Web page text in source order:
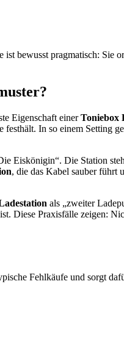
ist bewusst pragmatisch: Sie
Eigenschaft einerToniebox
In so einem Setting
Eiskönigin“. Die Station
, die das Kabel sauber führt
als „zweiter
Diese Praxisfälle zeigen:
Fehlkäufe und sorgt